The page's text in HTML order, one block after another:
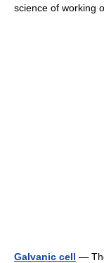
science of
Galvanic cell —